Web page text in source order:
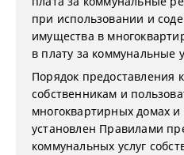
при использовании и
имущества в
в плату за коммунальные
Порядок предоставления
собственникам и
многоквартирных домах
установлен Правилами
коммунальных услуг